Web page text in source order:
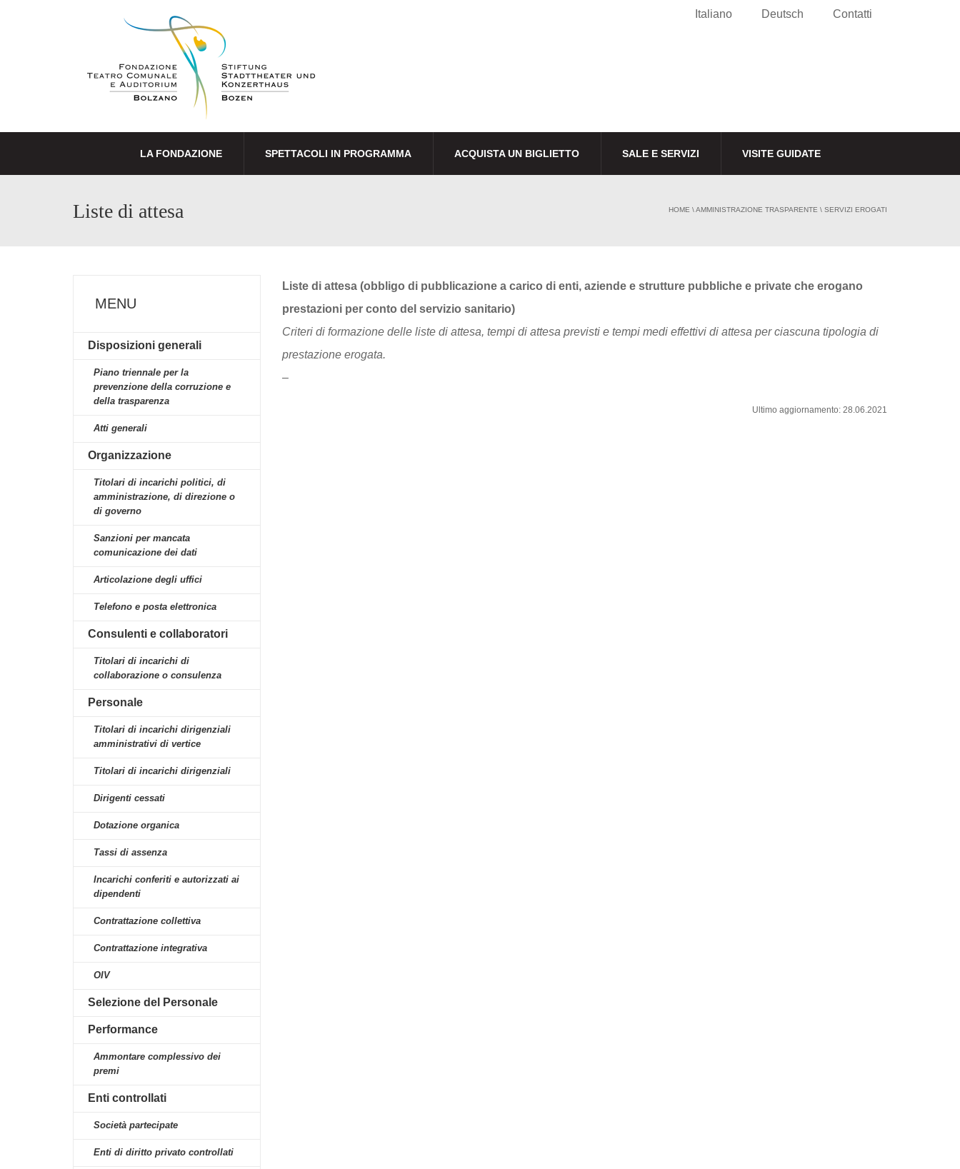
Italiano Deutsch Contatti
LA FONDAZIONE SPETTACOLI IN PROGRAMMA ACQUISTA UN BIGLIETTO SALE E SERVIZI VISITE GUIDATE
Liste di attesa HOME \AMMINISTRAZIONE TRASPARENTE \ SERVIZI EROGATI
Liste di attesa (obbligo di pubblicazione a carico di enti, aziende e strutture pubbliche e private che erogano
prestazioni per conto del servizio sanitario)
Criteri di formazione delle liste di attesa, tempi di attesa previsti e tempi medi effettivi di attesa per ciascuna tipologia di
prestazione erogata.
–
Ultimo aggiornamento: 28.06.2021
MENU
Disposizioni generali
Piano triennale per la
prevenzione della corruzione e
della trasparenza
Atti generali
Organizzazione
Titolari di incarichi politici, di
amministrazione, di direzione o
di governo
Sanzioni per mancata
comunicazione dei dati
Articolazione degli uffici
Telefono e posta elettronica
Consulenti e collaboratori
Titolari di incarichi di
collaborazione o consulenza
Personale
Titolari di incarichi dirigenziali
amministrativi di vertice
Titolari di incarichi dirigenziali
Dirigenti cessati
Dotazione organica
Tassi di assenza
Incarichi conferiti e autorizzati ai
dipendenti
Contrattazione collettiva
Contrattazione integrativa
OIV
Selezione del Personale
Performance
Ammontare complessivo dei
premi
Enti controllati
Società partecipate
Enti di diritto privato controllati